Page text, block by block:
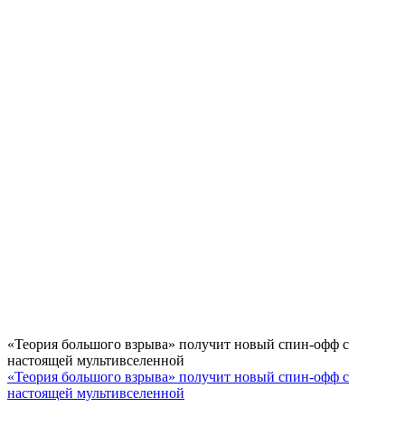
«Теория большого взрыва» получит новый спин-офф с
настоящей мультивселенной
«Теория большого взрыва» получит новый спин-офф с
настоящей мультивселенной